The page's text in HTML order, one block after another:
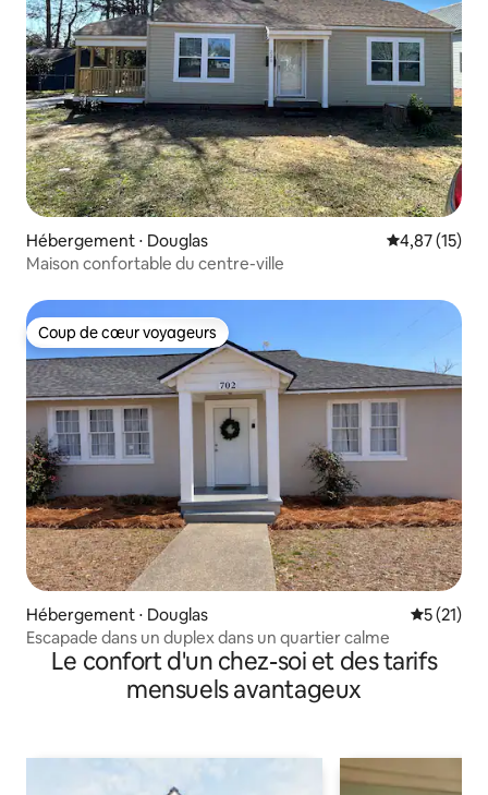
Hébergement ⋅ Douglas Évaluation
4,87 (15)
Maison confortable du centre-ville
Coup de cœur voyageurs
Coup de cœur voyageurs
Hébergement ⋅ Douglas
5 (21)
Escapade dans un duplex dans un quartier calme
Le confort d'un chez-soi et des tarifs
mensuels avantageux